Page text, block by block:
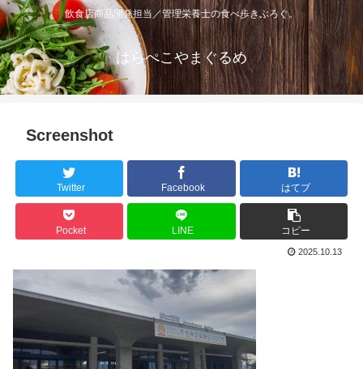
飲食店商品開発担当／管理栄養士の食べ歩きぶろぐ。
はらぺこやまぐるめ
Screenshot
Twitter Facebook はてブ
Pocket LINE コピー
2025.10.13